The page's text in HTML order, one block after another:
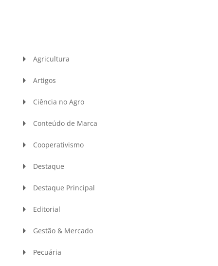
Agricultura
Artigos
Ciência no Agro
Conteúdo de Marca
Cooperativismo
Destaque
Destaque Principal
Editorial
Gestão & Mercado
Pecuária